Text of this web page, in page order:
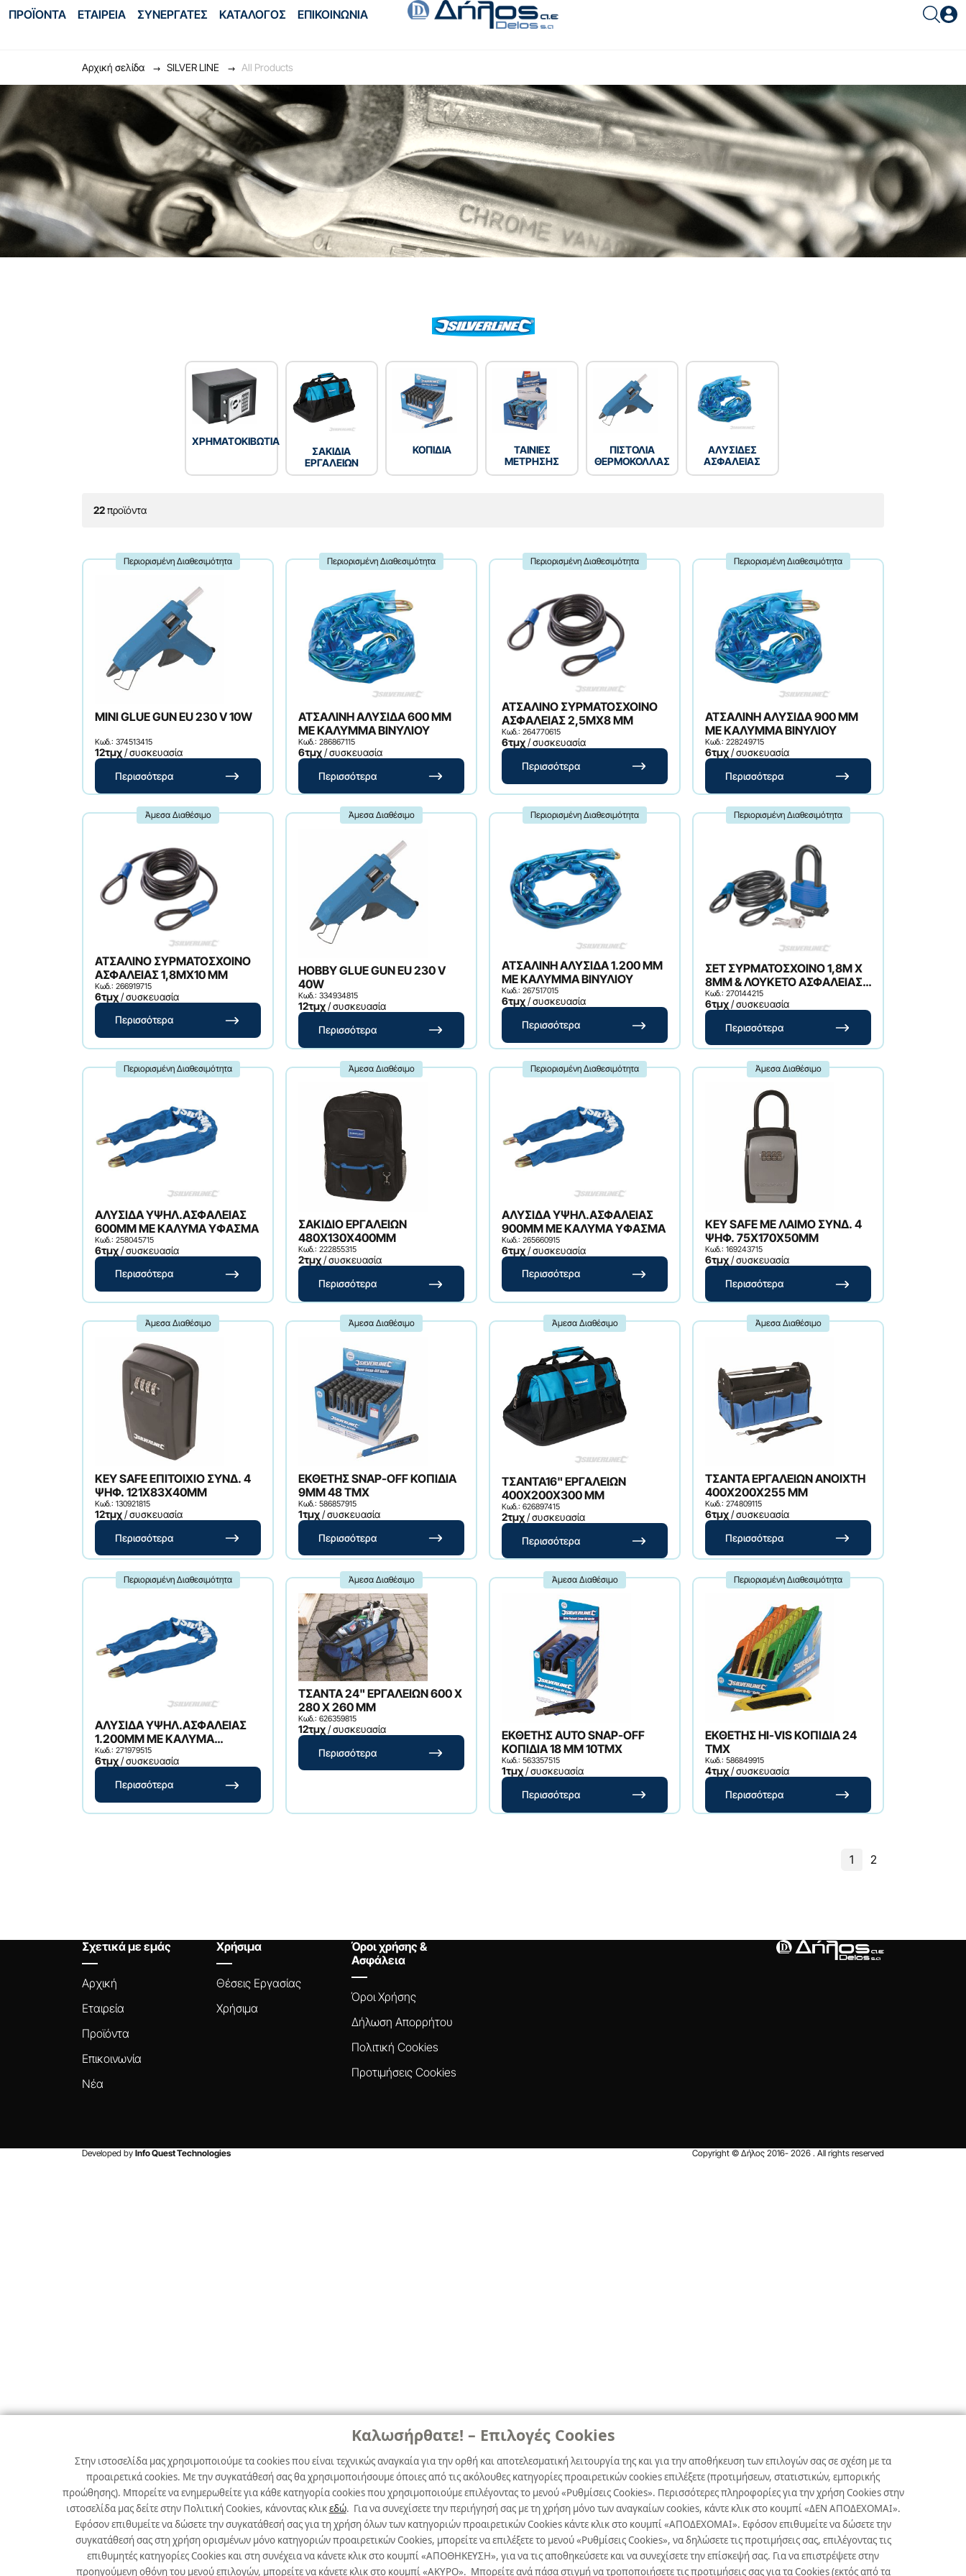
Καλωσήρθατε! – Επιλογές Cookies
Στην ιστοσελίδα μας χρησιμοποιούμε τα cookies που είναι τεχνικώς αναγκαία για την ορθή και αποτελεσματική λειτουργία της και για την αποθήκευση των επιλογών σας σε σχέση με τα
προαιρετικά cookies. Με την συγκατάθεσή σας θα χρησιμοποιήσουμε όποιες από τις ακόλουθες κατηγορίες προαιρετικών cookies επιλέξετε (προτιμήσεων, στατιστικών, εμπορικής
προώθησης). Μπορείτε να ενημερωθείτε για κάθε κατηγορία cookies που χρησιμοποιούμε επιλέγοντας το μενού «Ρυθμίσεις Cookies». Περισσότερες πληροφορίες για την χρήση Cookies στην
ιστοσελίδα μας δείτε στην Πολιτική Cookies, κάνοντας κλικεδώ. Για να συνεχίσετε την περιήγησή σας με τη χρήση μόνο των αναγκαίων cookies, κάντε κλικ στο κουμπί «ΔΕΝ ΑΠΟΔΕΧΟΜΑΙ».
Εφόσον επιθυμείτε να δώσετε την συγκατάθεσή σας για τη χρήση όλων των κατηγοριών προαιρετικών Cookies κάντε κλικ στο κουμπί «ΑΠΟΔΕΧΟΜΑΙ». Εφόσον επιθυμείτε να δώσετε την
συγκατάθεσή σας στη χρήση ορισμένων μόνο κατηγοριών προαιρετικών Cookies, μπορείτε να επιλέξετε το μενού «Ρυθμίσεις Cookies», να δηλώσετε τις προτιμήσεις σας, επιλέγοντας τις
επιθυμητές κατηγορίες Cookies και στη συνέχεια να κάνετε κλικ στο κουμπί «ΑΠΟΘΗΚΕΥΣΗ», για να τις αποθηκεύσετε και να συνεχίσετε την επίσκεψή σας. Για να επιστρέψετε στην
προηγούμενη οθόνη του μενού επιλογών, μπορείτε να κάνετε κλικ στο κουμπί «ΑΚΥΡΟ». Μπορείτε ανά πάσα στιγμή να τροποποιήσετε τις προτιμήσεις σας για τα Cookies (εκτός από τα
ΠΡΟΪΟΝΤΑ ΕΤΑΙΡΕΙΑ ΣΥΝΕΡΓΑΤΕΣ ΚΑΤΑΛΟΓΟΣ ΕΠΙΚΟΙΝΩΝΙΑ
Είσοδος
Ξέχασες το password;
Αρχική σελίδα SILVER LINE All Products
ΧΡΗΜΑΤΟΚΙΒΩΤΙΑ
ΣΑΚΙΔΙΑ
ΕΡΓΑΛΕΙΩΝ
ΚΟΠΙΔΙΑ
ΤΑΙΝΙΕΣ
ΜΕΤΡΗΣΗΣ
ΠΙΣΤΟΛΙΑ
ΘΕΡΜΟΚΟΛΛΑΣ
ΑΛΥΣΙΔΕΣ
ΑΣΦΑΛΕΙΑΣ
22προϊόντα
Περιορισμένη Διαθεσιμότητα
MINI GLUE GUN EU 230 V 10W
Κωδ.: 374513415
12τμχ/ συσκευασία
Περισσότερα
Περιορισμένη Διαθεσιμότητα
ΑΤΣΑΛΙΝΗ ΑΛΥΣΙΔΑ 600 MM
ΜΕ ΚΑΛΥΜΜΑ ΒΙΝΥΛΙΟΥ
Κωδ.: 286867115
6τμχ/ συσκευασία
Περισσότερα
Περιορισμένη Διαθεσιμότητα
ΑΤΣΑΛΙΝΟ ΣΥΡΜΑΤΟΣΧΟΙΝΟ
ΑΣΦΑΛΕΙΑΣ 2,5MX8 MM
Κωδ.: 264770615
6τμχ/ συσκευασία
Περισσότερα
Περιορισμένη Διαθεσιμότητα
ΑΤΣΑΛΙΝΗ ΑΛΥΣΙΔΑ 900 MM
ΜΕ ΚΑΛΥΜΜΑ ΒΙΝΥΛΙΟΥ
Κωδ.: 228249715
6τμχ/ συσκευασία
Περισσότερα
Άμεσα Διαθέσιμο
ΑΤΣΑΛΙΝΟ ΣΥΡΜΑΤΟΣΧΟΙΝΟ
ΑΣΦΑΛΕΙΑΣ 1,8MX10 MM
Κωδ.: 266919715
6τμχ/ συσκευασία
Περισσότερα
Άμεσα Διαθέσιμο
HOBBY GLUE GUN EU 230 V
40W
Κωδ.: 334934815
12τμχ/ συσκευασία
Περισσότερα
Περιορισμένη Διαθεσιμότητα
ΑΤΣΑΛΙΝΗ ΑΛΥΣΙΔΑ 1.200 MM
ΜΕ ΚΑΛΥΜΜΑ ΒΙΝΥΛΙΟΥ
Κωδ.: 267517015
6τμχ/ συσκευασία
Περισσότερα
Περιορισμένη Διαθεσιμότητα
ΣΕΤ ΣΥΡΜΑΤΟΣΧΟΙΝΟ 1,8M X
8MM & ΛΟΥΚΕΤΟ ΑΣΦΑΛΕΙΑΣ-
ΑΝΤΟΧΗΣ
Κωδ.: 270144215
6τμχ/ συσκευασία
Περισσότερα
Περιορισμένη Διαθεσιμότητα
ΑΛΥΣΙΔΑ ΥΨΗΛ.ΑΣΦΑΛΕΙΑΣ
600MM ΜΕ ΚΑΛΥΜΑ ΥΦΑΣΜΑ
Κωδ.: 258045715
6τμχ/ συσκευασία
Περισσότερα
Άμεσα Διαθέσιμο
ΣΑΚΙΔΙΟ ΕΡΓΑΛΕΙΩΝ
480X130X400MM
Κωδ.: 222855315
2τμχ/ συσκευασία
Περισσότερα
Περιορισμένη Διαθεσιμότητα
ΑΛΥΣΙΔΑ ΥΨΗΛ.ΑΣΦΑΛΕΙΑΣ
900MM ΜΕ ΚΑΛΥΜΑ ΥΦΑΣΜΑ
Κωδ.: 265660915
6τμχ/ συσκευασία
Περισσότερα
Άμεσα Διαθέσιμο
KEY SAFE ΜΕ ΛΑΙΜΟ ΣΥΝΔ. 4
ΨΗΦ. 75X170X50MM
Κωδ.: 169243715
6τμχ/ συσκευασία
Περισσότερα
Άμεσα Διαθέσιμο
KEY SAFE ΕΠΙΤΟΙΧΙΟ ΣΥΝΔ. 4
ΨΗΦ. 121X83X40MM
Κωδ.: 130921815
12τμχ/ συσκευασία
Περισσότερα
Άμεσα Διαθέσιμο
ΕΚΘΕΤΗΣ SNAP-OFF ΚΟΠΙΔΙΑ
9MM 48 ΤΜΧ
Κωδ.: 586857915
1τμχ/ συσκευασία
Περισσότερα
Άμεσα Διαθέσιμο
ΤΣΑΝΤΑ16" ΕΡΓΑΛΕΙΩΝ
400X200X300 MM
Κωδ.: 626897415
2τμχ/ συσκευασία
Περισσότερα
Άμεσα Διαθέσιμο
ΤΣΑΝΤΑ ΕΡΓΑΛΕΙΩΝ ANOIXTH
400X200X255 MM
Κωδ.: 274809115
6τμχ/ συσκευασία
Περισσότερα
Περιορισμένη Διαθεσιμότητα
ΑΛΥΣΙΔΑ ΥΨΗΛ.ΑΣΦΑΛΕΙΑΣ
1.200MM ΜΕ ΚΑΛΥΜΑ
ΥΦΑΣΜΑ
Κωδ.: 271979515
6τμχ/ συσκευασία
Περισσότερα
Άμεσα Διαθέσιμο
ΤΣΑΝΤΑ 24" ΕΡΓΑΛΕΙΩΝ 600 X
280 X 260 MM
Κωδ.: 626359815
12τμχ/ συσκευασία
Περισσότερα
Άμεσα Διαθέσιμο
ΕΚΘΕΤΗΣ AUTO SNAP-OFF
ΚΟΠΙΔΙΑ 18 MM 10ΤΜΧ
Κωδ.: 563357515
1τμχ/ συσκευασία
Περισσότερα
Περιορισμένη Διαθεσιμότητα
ΕΚΘΕΤΗΣ HI-VIS ΚΟΠΙΔΙΑ 24
ΤΜΧ
Κωδ.: 586849915
4τμχ/ συσκευασία
Περισσότερα
1 2
Σχετικά με εμάς
Αρχική
Εταιρεία
Προϊόντα
Επικοινωνία
Νέα
Χρήσιμα
Θέσεις Εργασίας
Χρήσιμα
Όροι χρήσης &
Ασφάλεια
Όροι Xρήσης
Δήλωση Aπορρήτου
Πολιτική Cookies
Προτιμήσεις Cookies
Developed by Info Quest Technologies Copyright © Δήλος 2016- 2026 . All rights reserved